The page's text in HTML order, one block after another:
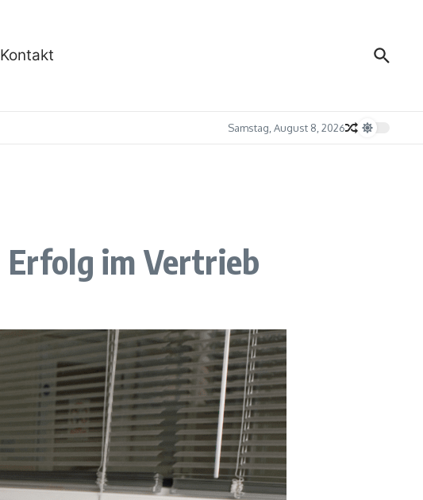
Kontakt
Samstag, August 8, 2026
Erfolg im Vertrieb